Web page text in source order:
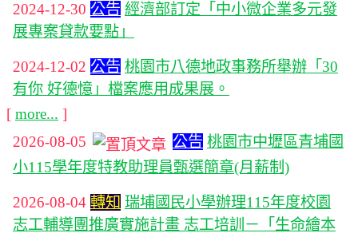
2024-12-30 公告 經濟部訂定「中小微企業多元發
展專案貸款要點」
2024-12-02 公告 桃園市八德地政事務所舉辦「30
有你 好德憶」檔案應用成果展。
[ more... ]
2026-08-05
公告 桃園市中壢區青埔國
小115學年度特教助理員甄選簡章(月薪制)
2026-08-04 轉知 瑞埔國民小學辦理115年度校園
志工輔導團推廣實施計畫 志工培訓－「生命繪本